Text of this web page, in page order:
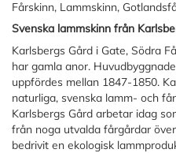
Fårskinn, Lammskinn,
Svenska lammskinn från
Karlsbergs Gård i Gate, Södra
har gamla anor.
uppfördes mellan 1847-1850.
naturliga, svenska lamm- och
Karlsbergs Gård arbetar idag
från noga utvalda fårgårdar
bedrivit en ekologisk